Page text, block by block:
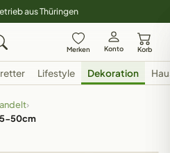
aus Thüringen
Merken Konto Korb
Lifestyle Dekoration
›
5-50cm